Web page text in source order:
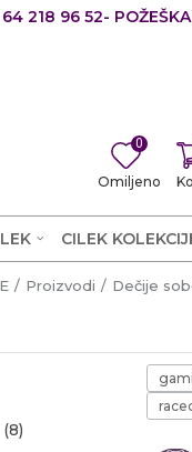
218 96 52- POŽEŠKA
Omiljeno
0
CILEK
Proizvodi Dečije
(8)